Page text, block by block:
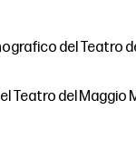
del Teatro
Teatro del Maggio